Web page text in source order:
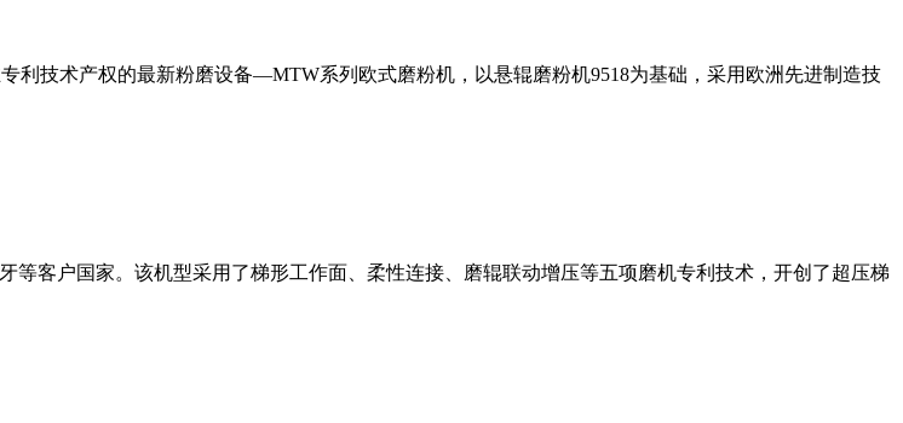
利技术产权的最新粉磨设备—MTW系列欧式磨粉机，以悬辊磨粉机9518为基础，采用欧洲先进制造技
客户国家。该机型采用了梯形工作面、柔性连接、磨辊联动增压等五项磨机专利技术，开创了超压梯